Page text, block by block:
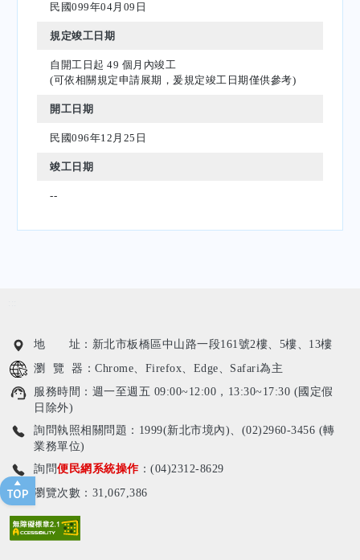
民國099年04月09日
規定竣工日期
自開工日起 49 個月內竣工
(可依相關規定申請展期，爰規定竣工日期僅供參考)
開工日期
民國096年12月25日
竣工日期
--
地 址：新北市板橋區中山路一段161號2樓、5樓、13樓
瀏 覽 器：Chrome、Firefox、Edge、Safari為主
服務時間：週一至週五 09:00~12:00，13:30~17:30 (國定假
日除外)
詢問執照相關問題：1999(新北市境內)、(02)2960-3456 (轉
業務單位)
詢問便民網系統操作 ：(04)2312-8629
瀏覽次數：31,067,386